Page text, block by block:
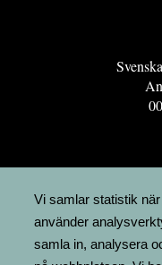
Vi samlar statistik
använder
samla in, analysera